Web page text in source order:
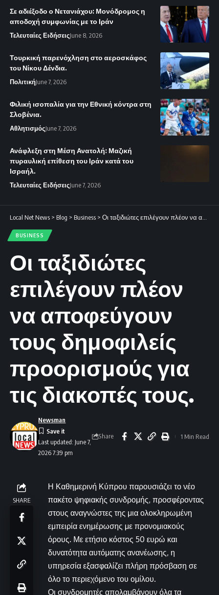
Σε αδιέξοδο ο Νετανιάχου: Μονόδρομος η
αποδοχή συμφωνίας με το Ιράν
Τελευταίες ΕιδήσειςJune 8, 2026
Τουρκική παρενόχληση στο αεροσκάφος
του Νίκου Δένδια.
ΠολιτικήJune 7, 2026
Φιλική ισοπαλία για την Εθνική κόντρα στη
Σλοβένια.
ΑθλητισμόςJune 7, 2026
Ανάφλεξη στη Μέση Ανατολή: Μαζική
πυραυλική επίθεση του Ιράν κατά του
Ισραήλ.
Τελευταίες ΕιδήσειςJune 7, 2026
Local Net News > Blog > Business > Οι ταξιδιώτες επιλέγουν πλέον να αποφεύγουν τους δημοφιλείς προορισμούς για τις διακοπές τους.
BUSINESS
Οι ταξιδιώτες
επιλέγουν πλέον
να αποφεύγουν
τους δημοφιλείς
προορισμούς για
τις διακοπές τους.
Last updated: June 7,
2026 7:39 pm
Newsman
Share 1 Min Read
SHARE
Η Καθημερινή Κύπρου παρουσιάζει το νέο
πακέτο ψηφιακής συνδρομής, προσφέροντας
στους αναγνώστες της μια ολοκληρωμένη
εμπειρία ενημέρωσης με προνομιακούς
όρους. Με ετήσιο κόστος 50 ευρώ και
δυνατότητα αυτόματης ανανέωσης, η
υπηρεσία εξασφαλίζει πλήρη πρόσβαση σε
όλο το περιεχόμενο του ομίλου.
Οι συνδρομητές απολαμβάνουν όλα τα